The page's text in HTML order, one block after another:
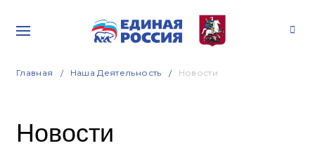
Главная Наша Деятельность Новости
Новости